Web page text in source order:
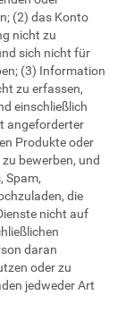
(2) das Konto
nicht zu
sich nicht für
(3) Information
zu erfassen,
einschließlich
angeforderter
Produkte oder
bewerben, und
Spam,
die
nicht auf
daran
oder zu
jedweder Art